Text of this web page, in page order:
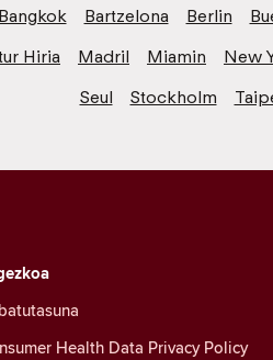
Bangkok Bartzelona Berlin
Hiria Madril Miamin New
Seul
Stockholm
Health Data Privacy Policy